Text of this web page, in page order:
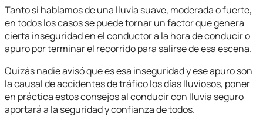
Tanto si hablamos de una lluvia suave, moderada o fuerte,
en todos los casos se puede tornar un factor que genera
cierta inseguridad en el conductor a la hora de conducir o
apuro por terminar el recorrido para salirse de esa escena.
Quizás nadie avisó que es esa inseguridad y ese apuro son
la causal de accidentes de tráfico los días lluviosos, poner
en práctica estos consejos al conducir con lluvia seguro
aportará a la seguridad y confianza de todos.